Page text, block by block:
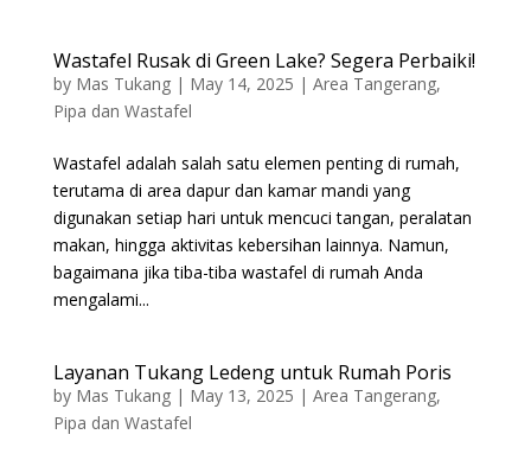
Wastafel Rusak di Green Lake? Segera Perbaiki!
by Mas Tukang| May 14, 2025 | Area Tangerang,
Pipa dan Wastafel
Wastafel adalah salah satu elemen penting di rumah,
terutama di area dapur dan kamar mandi yang
digunakan setiap hari untuk mencuci tangan, peralatan
makan, hingga aktivitas kebersihan lainnya. Namun,
bagaimana jika tiba-tiba wastafel di rumah Anda
mengalami...
Layanan Tukang Ledeng untuk Rumah Poris
by Mas Tukang| May 13, 2025 | Area Tangerang,
Pipa dan Wastafel